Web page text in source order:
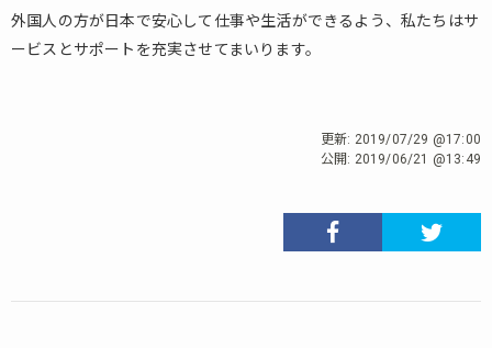
外国人の方が日本で安心して仕事や生活ができるよう、私たちはサ
ービスとサポートを充実させてまいります。
更新: 2019/07/29 @17:00
公開: 2019/06/21 @13:49